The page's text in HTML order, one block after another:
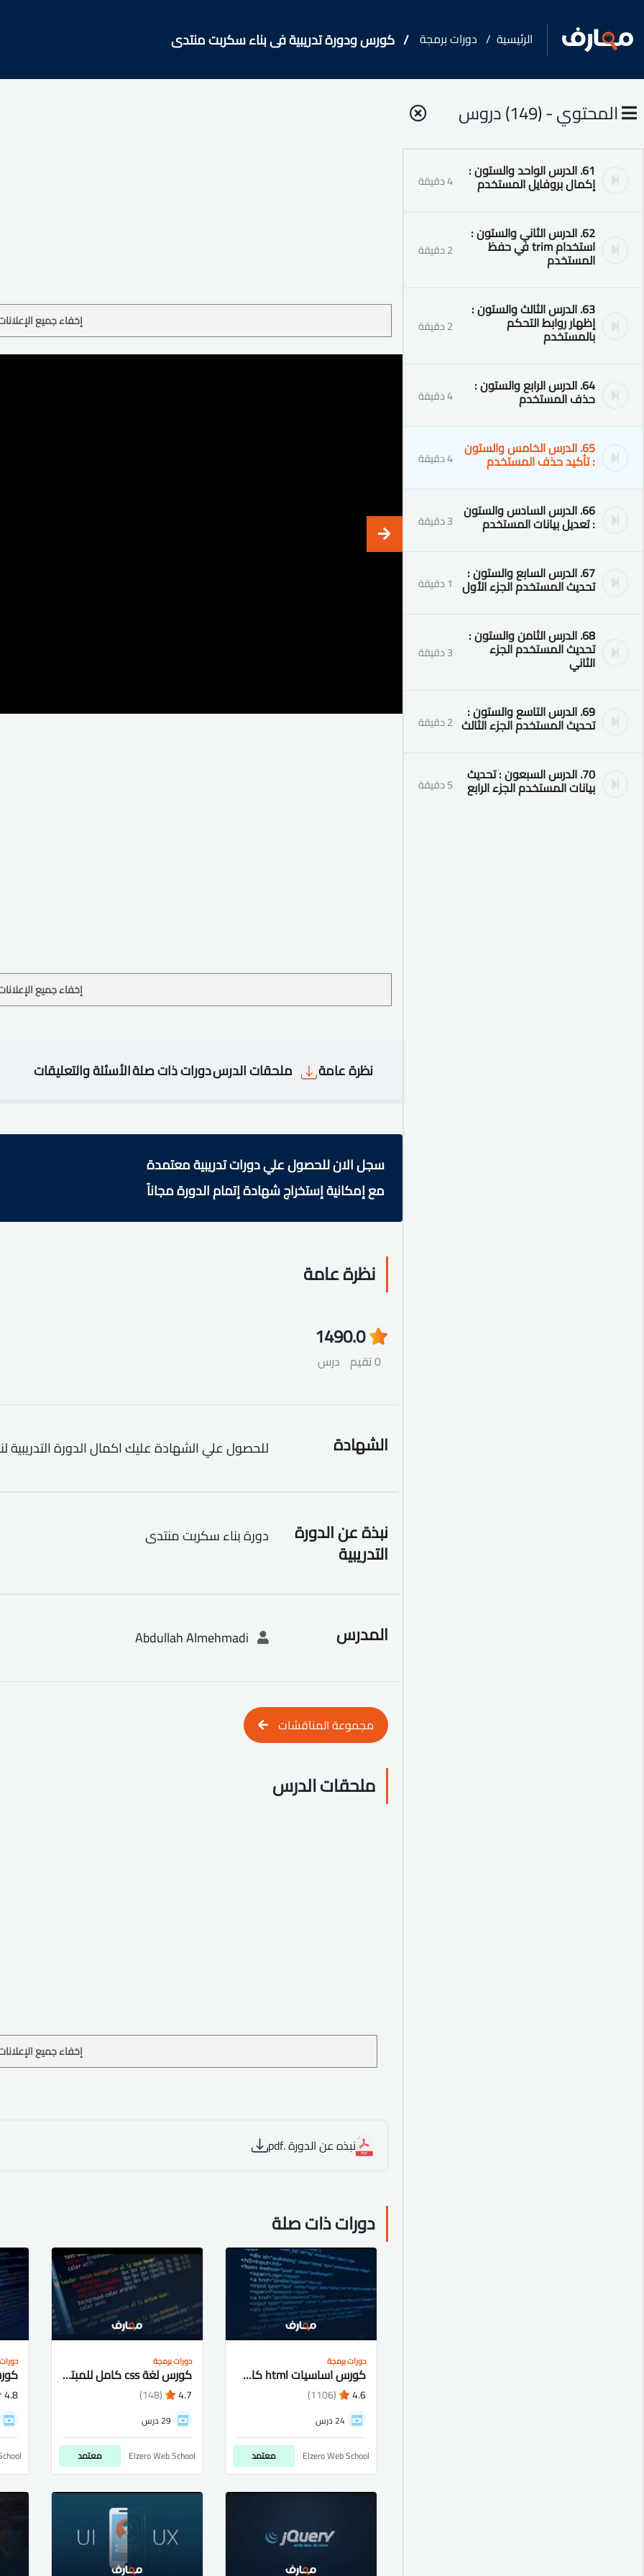
الرئيسية دورات برمجة كورس ودورة تدريبية فى بناء سكربت منتدى
المحتوي - (149) دروس
61. الدرس الواحد والستون :
إكمال بروفايل المستخدم 4 دقيقة
62. الدرس الثاني والستون :
استخدام trim في حفظ
المستخدم 2 دقيقة
63. الدرس الثالث والستون :
إظهار روابط التحكم
بالمستخدم 2 دقيقة
64. الدرس الرابع والستون :
حذف المستخدم 4 دقيقة
65. الدرس الخامس والستون
: تأكيد حذف المستخدم 4 دقيقة
66. الدرس السادس والستون
: تعديل بيانات المستخدم 3 دقيقة
67. الدرس السابع والستون :
تحديث المستخدم الجزء الأول 1 دقيقة
68. الدرس الثامن والستون :
تحديث المستخدم الجزء
الثاني 3 دقيقة
69. الدرس التاسع والستون :
تحديث المستخدم الجزء الثالث 2 دقيقة
70. الدرس السبعون : تحديث
بيانات المستخدم الجزء الرابع 5 دقيقة
إخفاء جميع
إخفاء جميع
نظرة عامة ملحقات الدرسدورات ذات صلةالأسئلة والتعليقات
سجل الان للحصول علي دورات تدريبية معتمدة
مع إمكانية إستخراج شهادة إتمام الدورة مجاناً
نظرة عامة
0.0
0 تقيم
149
درس
الشهادة للحصول علي الشهادة عليك اكمال الدورة التدريبية
نبذة عن الدورة
التدريبية
دورة بناء سكربت منتدى
المدرس
مجموعة المناقشات
ملحقات الدرس
إخفاء جميع
نبذه عن الدورة .pdf
دورات ذات صلة
دورات برمجة
كورس اساسيات html كامل شرح عربى للمبتدئيين
4.6
(1106)
24 درس
Elzero Web School معتمد
دورات برمجة
كورس لغة css كامل للمبتدئيين شرح عربى
4.7
(148)
29 درس
Elzero Web School معتمد
4.8